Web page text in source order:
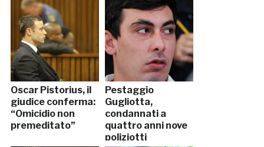
Oscar Pistorius, il
giudice conferma:
“Omicidio non
premeditato”
Pestaggio
Gugliotta,
condannati a
quattro anni nove
poliziotti